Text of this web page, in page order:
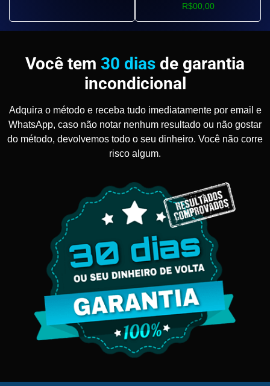
R$00,00
Você tem 30 dias de garantia
incondicional
Adquira o método e receba tudo imediatamente por email e
WhatsApp, caso não notar nenhum resultado ou não gostar
do método, devolvemos todo o seu dinheiro. Você não corre
risco algum.